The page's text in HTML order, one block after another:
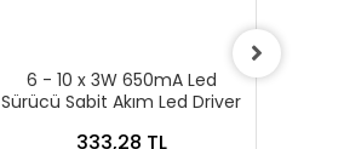
6 - 10 x 3W 650mA Led
Sürücü Sabit Akım Led Driver
333,28 TL